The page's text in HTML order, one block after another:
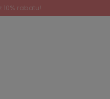
10% rabatu!